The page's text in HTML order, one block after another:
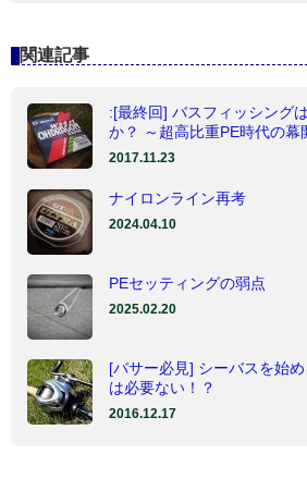
関連記事
:[最終回] バスフィッシング
か？ ～超高比重PE時代の幕
2017.11.23
ナイロンライン再考
2024.04.10
PEセッティングの弱点
2025.02.20
[バサー必見] シーバスを始
は必要ない！？
2016.12.17